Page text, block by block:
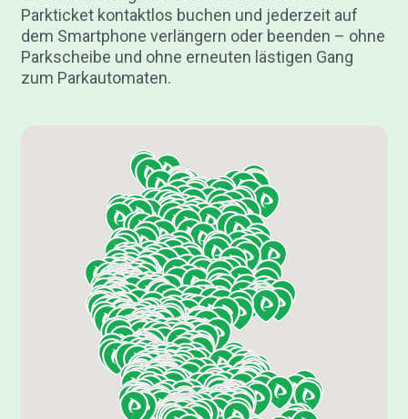
Parkticket kontaktlos buchen und jederzeit auf
dem Smartphone verlängern oder beenden – ohne
Parkscheibe und ohne erneuten lästigen Gang
zum Parkautomaten.